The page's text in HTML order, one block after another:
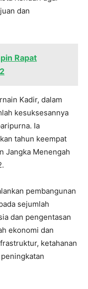
dan
Rapat
Kadir, dalam
kesuksesannya
Ia
tahun keempat
Jangka Menengah
pembangunan
sejumlah
dan pengentasan
ekonomi dan
ketahanan